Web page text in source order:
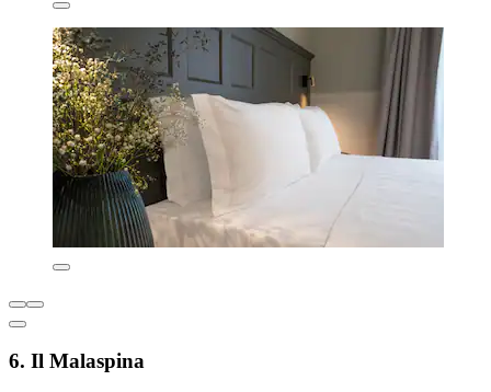
6. Il Malaspina